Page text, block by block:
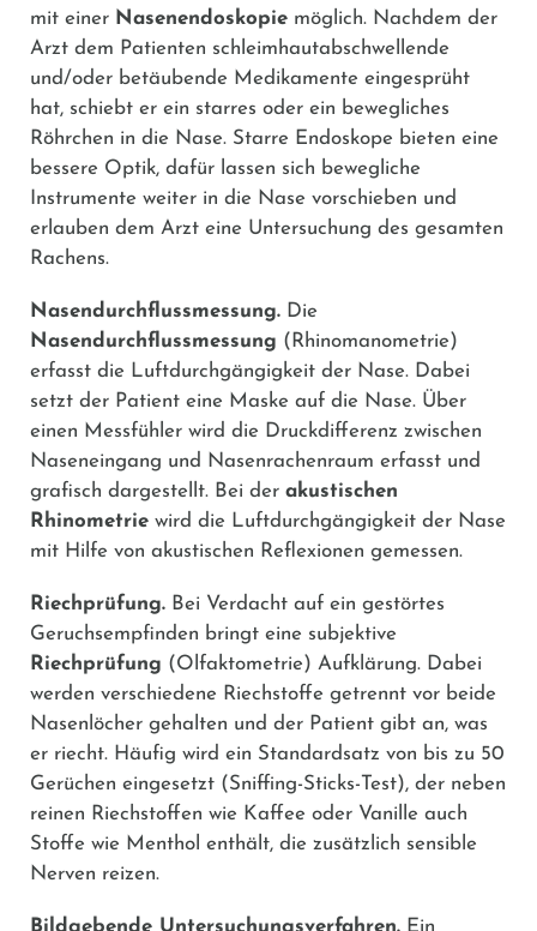
mit einer Nasenendoskopie möglich. Nachdem der
Arzt dem Patienten schleimhautabschwellende
und/oder betäubende Medikamente eingesprüht
hat, schiebt er ein starres oder ein bewegliches
Röhrchen in die Nase. Starre Endoskope bieten eine
bessere Optik, dafür lassen sich bewegliche
Instrumente weiter in die Nase vorschieben und
erlauben dem Arzt eine Untersuchung des gesamten
Rachens.
Nasendurchflussmessung. Die
Nasendurchflussmessung (Rhinomanometrie)
erfasst die Luftdurchgängigkeit der Nase. Dabei
setzt der Patient eine Maske auf die Nase. Über
einen Messfühler wird die Druckdifferenz zwischen
Naseneingang und Nasenrachenraum erfasst und
grafisch dargestellt. Bei der akustischen
Rhinometrie wird die Luftdurchgängigkeit der Nase
mit Hilfe von akustischen Reflexionen gemessen.
Riechprüfung. Bei Verdacht auf ein gestörtes
Geruchsempfinden bringt eine subjektive
Riechprüfung (Olfaktometrie) Aufklärung. Dabei
werden verschiedene Riechstoffe getrennt vor beide
Nasenlöcher gehalten und der Patient gibt an, was
er riecht. Häufig wird ein Standardsatz von bis zu 50
Gerüchen eingesetzt (Sniffing-Sticks-Test), der neben
reinen Riechstoffen wie Kaffee oder Vanille auch
Stoffe wie Menthol enthält, die zusätzlich sensible
Nerven reizen.
Bildgebende Untersuchungsverfahren. Ein